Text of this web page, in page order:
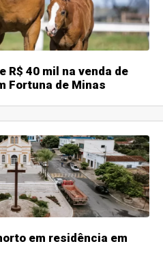
R$ 40 mil na venda de
Fortuna de Minas
em residência em